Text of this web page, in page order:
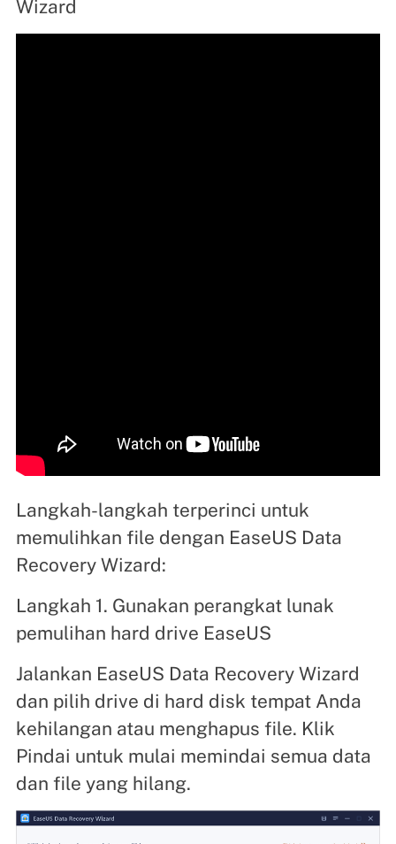
Wizard
Langkah-langkah terperinci untuk
memulihkan file dengan EaseUS Data
Recovery Wizard:
Langkah 1. Gunakan perangkat lunak
pemulihan hard drive EaseUS
Jalankan EaseUS Data Recovery Wizard
dan pilih drive di hard disk tempat Anda
kehilangan atau menghapus file. Klik
Pindai untuk mulai memindai semua data
dan file yang hilang.